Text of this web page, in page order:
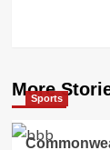
More
Sports